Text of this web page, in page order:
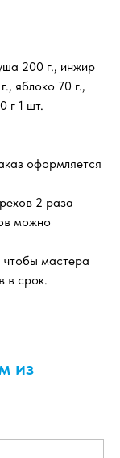
200 г., инжир
яблоко 70 г.,
г 1 шт.
оформляется
2 раза
можно
чтобы мастера
в срок.
из